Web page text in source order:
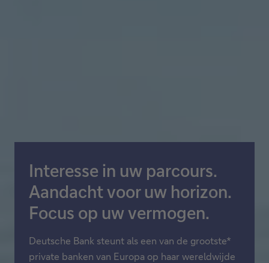
Interesse in uw parcours.
Aandacht voor uw horizon.
Focus op uw vermogen.
Deutsche Bank steunt als een van de grootste*
private banken van Europa op haar wereldwijde